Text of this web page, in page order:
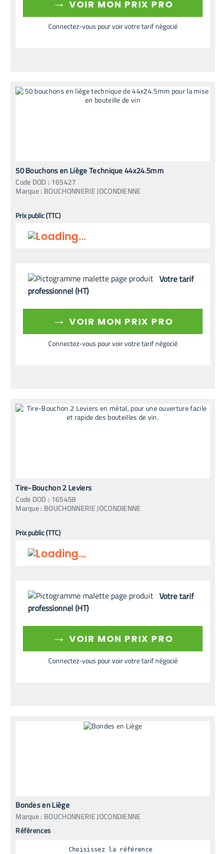
VOIR MON PRIX PRO
Connectez-vous pour voir votre tarif négocié
50 Bouchons en Liège Technique 44x24.5mm
Code DOD : 165427
Marque : BOUCHONNERIE JOCONDIENNE
Prix public (TTC)
Votre tarif
professionnel (HT)
→ VOIR MON PRIX PRO
Connectez-vous pour voir votre tarif négocié
Tire-Bouchon 2 Leviers
Code DOD : 165458
Marque : BOUCHONNERIE JOCONDIENNE
Prix public (TTC)
Votre tarif
professionnel (HT)
→ VOIR MON PRIX PRO
Connectez-vous pour voir votre tarif négocié
Bondes en Liège
Marque : BOUCHONNERIE JOCONDIENNE
Références
Choisissez la référence